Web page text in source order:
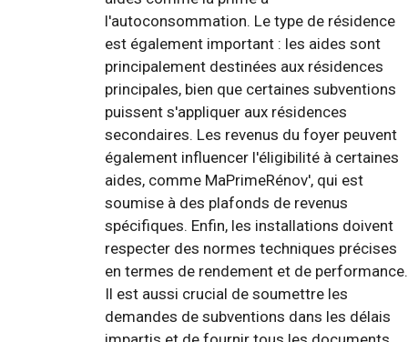
l'autoconsommation. Le type de résidence
est également important : les aides sont
principalement destinées aux résidences
principales, bien que certaines subventions
puissent s'appliquer aux résidences
secondaires. Les revenus du foyer peuvent
également influencer l'éligibilité à certaines
aides, comme MaPrimeRénov', qui est
soumise à des plafonds de revenus
spécifiques. Enfin, les installations doivent
respecter des normes techniques précises
en termes de rendement et de performance.
Il est aussi crucial de soumettre les
demandes de subventions dans les délais